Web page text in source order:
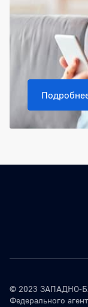
© 2023 ЗАПАДНО-
Федерального